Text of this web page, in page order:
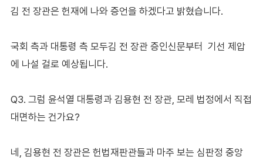
김 전 장관은 헌재에 나와 증언을 하겠다고 밝혔습니다.
국회 측과 대통령 측 모두김 전 장관 증인신문부터 기선 제압
에 나설 걸로 예상됩니다.
Q3. 그럼 윤석열 대통령과 김용현 전 장관, 모레 법정에서 직접
대면하는 건가요?
네, 김용현 전 장관은 헌법재판관들과 마주 보는 심판정 중앙